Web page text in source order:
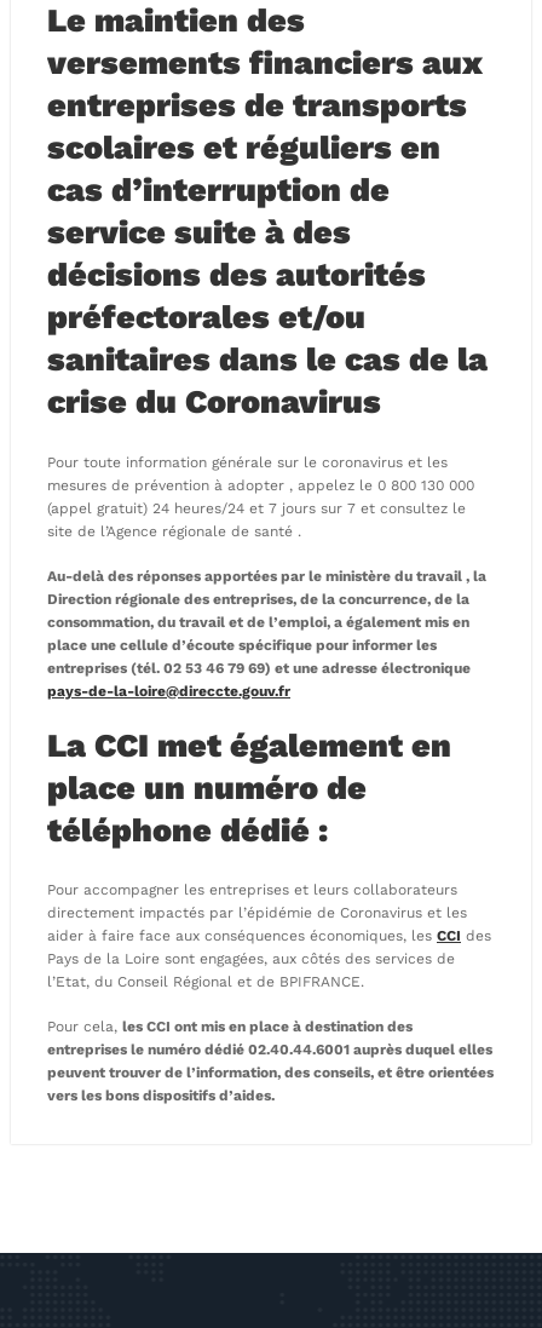
Le maintien des
versements financiers aux
entreprises de transports
scolaires et réguliers en
cas d’interruption de
service suite à des
décisions des autorités
préfectorales et/ou
sanitaires dans le cas de la
crise du Coronavirus
Pour toute information générale sur le coronavirus et les
mesures de prévention à adopter , appelez le 0 800 130 000
(appel gratuit) 24 heures/24 et 7 jours sur 7 et consultez le
site de l’Agence régionale de santé .
Au-delà des réponses apportées par le ministère du travail , la
Direction régionale des entreprises, de la concurrence, de la
consommation, du travail et de l’emploi, a également mis en
place une cellule d’écoute spécifique pour informer les
entreprises (tél. 02 53 46 79 69) et une adresse électronique
pays-de-la-loire@direccte.gouv.fr
La CCI met également en
place un numéro de
téléphone dédié :
Pour accompagner les entreprises et leurs collaborateurs
directement impactés par l’épidémie de Coronavirus et les
aider à faire face aux conséquences économiques, les CCI des
Pays de la Loire sont engagées, aux côtés des services de
l’Etat, du Conseil Régional et de BPIFRANCE.
Pour cela, les CCI ont mis en place à destination des
entreprises le numéro dédié 02.40.44.6001 auprès duquel elles
peuvent trouver de l’information, des conseils, et être orientées
vers les bons dispositifs d’aides.